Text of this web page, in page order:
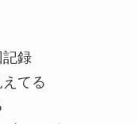
記録
てる